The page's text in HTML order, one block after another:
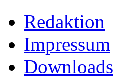
Redaktion
Impressum
Downloads